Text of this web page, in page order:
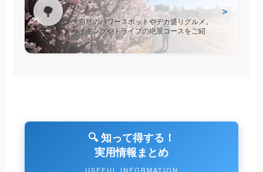
🌳
大自然のパワースポットやデカ盛りグルメ。
ハイキングやドライブの絶景コースをご紹
介。
＞
🔍 知って得する！
実用情報まとめ
USEFUL INFORMATION